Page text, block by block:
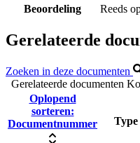
Beoordeling
Reeds
Gerelateerde
Zoeken in deze documenten
Gerelateerde documenten
Oplopend
sorteren:
Documentnummer
Type